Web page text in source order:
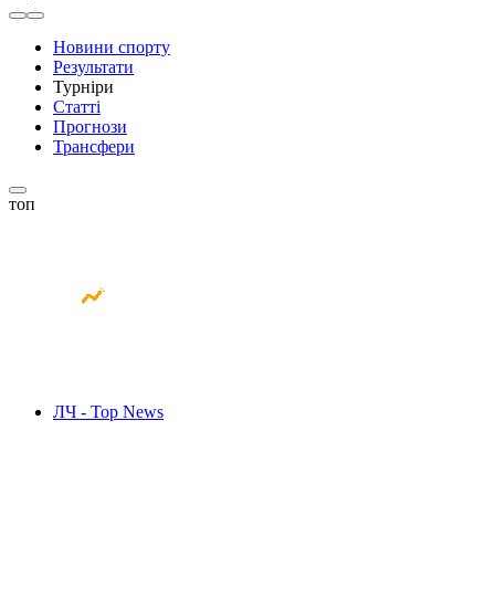
Новини спорту
Результати
Турніри
Статті
Прогнози
Трансфери
топ
ЛЧ - Top News